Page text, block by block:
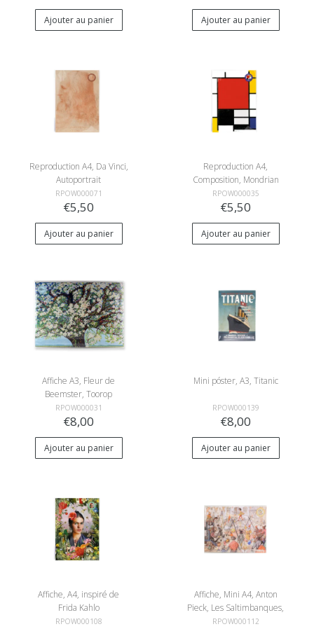
Ajouter au panier Ajouter au panier
Reproduction A4, Da Vinci,
Autoportrait
RPOW000071
€5,50
Ajouter au panier
Reproduction A4,
Composition, Mondrian
RPOW000035
€5,50
Ajouter au panier
Affiche A3, Fleur de
Beemster, Toorop
RPOW000031
€8,00
Ajouter au panier
Mini póster, A3, Titanic
RPOW000139
€8,00
Ajouter au panier
Affiche, A4, inspiré de
Frida Kahlo
RPOW000108
Affiche, Mini A4, Anton
Pieck, Les Saltimbanques,
Cirque
RPOW000112